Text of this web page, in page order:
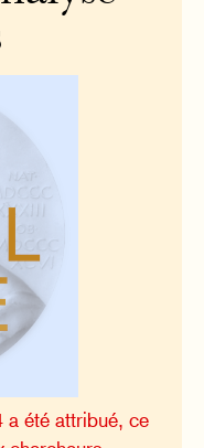
a été attribué, ce